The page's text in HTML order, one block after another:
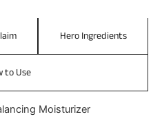
Hero Ingredients
to Use
Moisturizer